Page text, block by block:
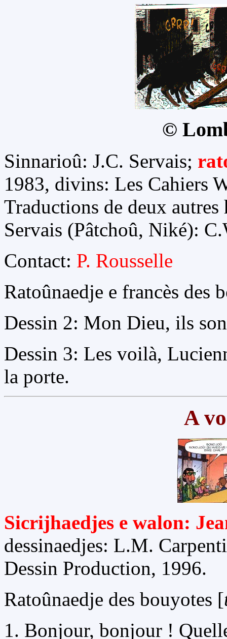
©
Sinnarioû: J.C. Servais;
1983, divins: Les Cahiers
Traductions de deux
Servais (Pâtchoû, Niké):
Contact: P. Rousselle
Ratoûnaedje e francès des
Dessin 2: Mon Dieu, ils
Dessin 3: Les voilà,
la porte.
A
Sicrijhaedjes e walon:
dessinaedjes: L.M.
Dessin Production, 1996.
Ratoûnaedje des bouyotes [
1. Bonjour, bonjour !